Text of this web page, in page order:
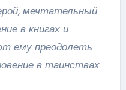
мечтательный
в книгах и
ему преодолеть
в таинствах